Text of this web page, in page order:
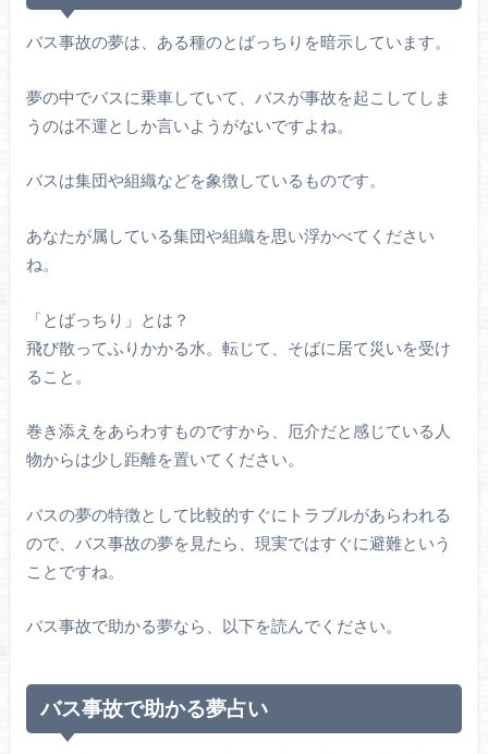
バス事故の夢は、ある種のとばっちりを暗示しています。
夢の中でバスに乗車していて、バスが事故を起こしてしま
うのは不運としか言いようがないですよね。
バスは集団や組織などを象徴しているものです。
あなたが属している集団や組織を思い浮かべてください
ね。
「とばっちり」とは？
飛び散ってふりかかる水。転じて、そばに居て災いを受け
ること。
巻き添えをあらわすものですから、厄介だと感じている人
物からは少し距離を置いてください。
バスの夢の特徴として比較的すぐにトラブルがあらわれる
ので、バス事故の夢を見たら、現実ではすぐに避難という
ことですね。
バス事故で助かる夢なら、以下を読んでください。
バス事故で助かる夢占い